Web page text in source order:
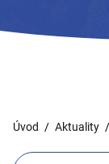
Úvod Aktuality